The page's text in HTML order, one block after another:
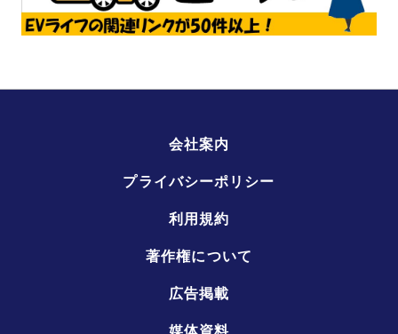
会社案内
プライバシーポリシー
利用規約
著作権について
広告掲載